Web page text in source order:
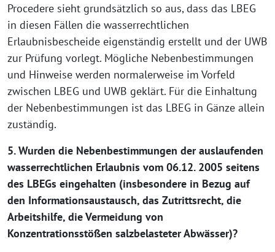
Procedere sieht grundsätzlich so aus, dass das LBEG
in diesen Fällen die wasserrechtlichen
Erlaubnisbescheide eigenständig erstellt und der UWB
zur Prüfung vorlegt. Mögliche Nebenbestimmungen
und Hinweise werden normalerweise im Vorfeld
zwischen LBEG und UWB geklärt. Für die Einhaltung
der Nebenbestimmungen ist das LBEG in Gänze allein
zuständig.
5. Wurden die Nebenbestimmungen der auslaufenden
wasserrechtlichen Erlaubnis vom 06.12. 2005 seitens
des LBEGs eingehalten (insbesondere in Bezug auf
den Informationsaustausch, das Zutrittsrecht, die
Arbeitshilfe, die Vermeidung von
Konzentrationsstößen salzbelasteter Abwässer)?